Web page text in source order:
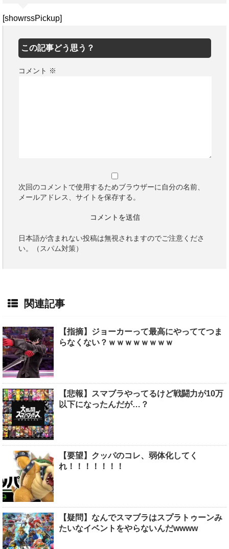
[showrssPickup]
この記事どう思う？
コメント ※
次回のコメントで使用するためブラウザーに自分の名前、
メールアドレス、サイトを保存する。
日本語が含まれない投稿は無視されますのでご注意くださ
い。（スパム対策）
関連記事
【指摘】ジョーカーって最高にやっててつま
らなくない？ｗｗｗｗｗｗｗｗ
【悲報】スマブラやってるけど戦闘力が10万
以下になったんだが…？
【要望】クッパのコレ、弱体化してく
れ！！！！！！！
【疑問】なんでスマブラはスプラトゥーンみ
たいなイベントをやらないんだwwww